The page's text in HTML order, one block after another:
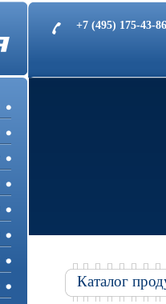
+7 (495) 175-43-
Каталог